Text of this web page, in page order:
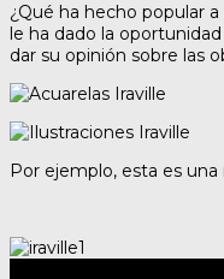
¿Qué ha hecho popular
le ha dado la
dar su opinión sobre las
Por ejemplo, esta es